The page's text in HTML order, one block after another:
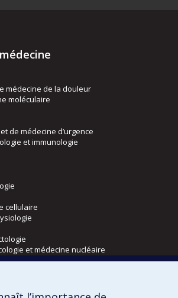
médecine de la douleur
moléculaire
de médecine d’urgence
et immunologie
cellulaire
et médecine nucléaire